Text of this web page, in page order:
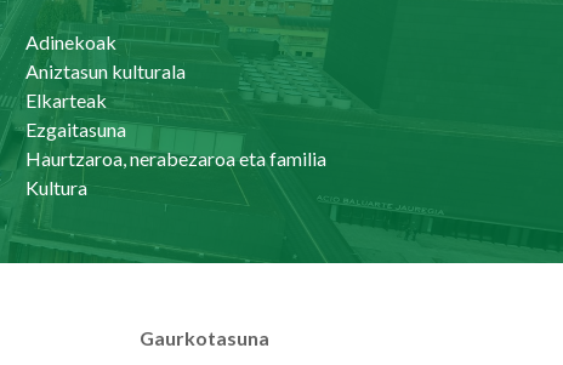
Adinekoak
Aniztasun kulturala
Elkarteak
Ezgaitasuna
Haurtzaroa, nerabezaroa eta familia
Kultura
Gaurkotasuna